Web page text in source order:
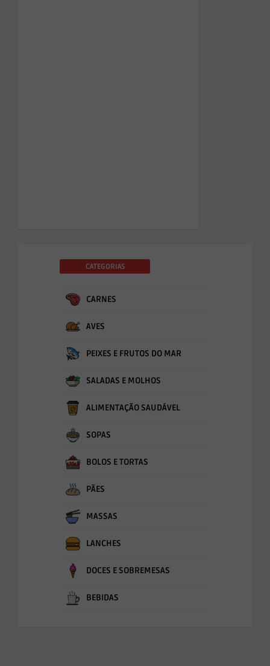
CATEGORIAS
CARNES
AVES
PEIXES E FRUTOS DO MAR
SALADAS E MOLHOS
ALIMENTAÇÃO SAUDÁVEL
SOPAS
BOLOS E TORTAS
PÃES
MASSAS
LANCHES
DOCES E SOBREMESAS
BEBIDAS